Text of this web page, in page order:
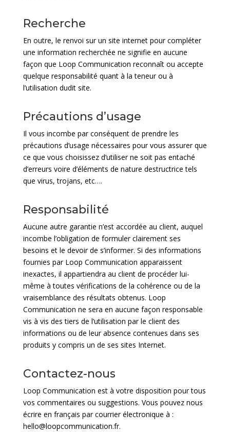
Recherche
En outre, le renvoi sur un site internet pour compléter
une information recherchée ne signifie en aucune
façon que Loop Communication reconnaît ou accepte
quelque responsabilité quant à la teneur ou à
l’utilisation dudit site.
Précautions d’usage
Il vous incombe par conséquent de prendre les
précautions d’usage nécessaires pour vous assurer que
ce que vous choisissez d’utiliser ne soit pas entaché
d’erreurs voire d’éléments de nature destructrice tels
que virus, trojans, etc….
Responsabilité
Aucune autre garantie n’est accordée au client, auquel
incombe l’obligation de formuler clairement ses
besoins et le devoir de s’informer. Si des informations
fournies par Loop Communication apparaissent
inexactes, il appartiendra au client de procéder lui-
même à toutes vérifications de la cohérence ou de la
vraisemblance des résultats obtenus. Loop
Communication ne sera en aucune façon responsable
vis à vis des tiers de l’utilisation par le client des
informations ou de leur absence contenues dans ses
produits y compris un de ses sites Internet.
Contactez-nous
Loop Communication est à votre disposition pour tous
vos commentaires ou suggestions. Vous pouvez nous
écrire en français par courrier électronique à :
hello@loopcommunication.fr.